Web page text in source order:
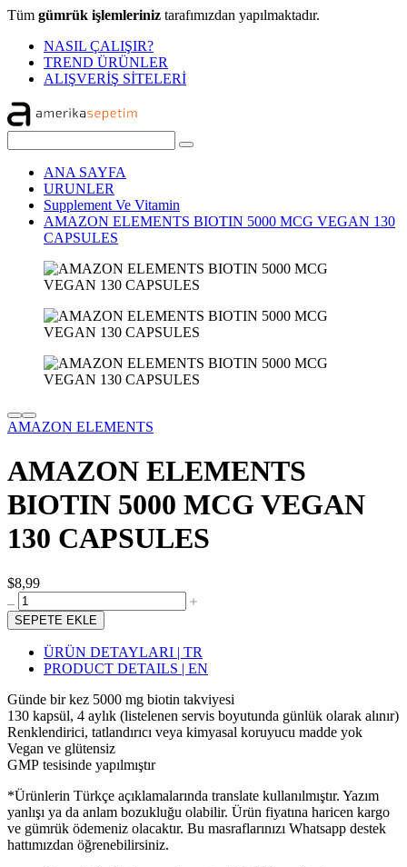
Tüm gümrük işlemleriniz tarafımızdan yapılmaktadır.
NASIL ÇALIŞIR?
TREND ÜRÜNLER
ALIŞVERİŞ SİTELERİ
ANA SAYFA
URUNLER
Supplement Ve Vitamin
AMAZON ELEMENTS BIOTIN 5000 MCG VEGAN 130
CAPSULES
AMAZON ELEMENTS
AMAZON ELEMENTS
BIOTIN 5000 MCG VEGAN
130 CAPSULES
$8,99
SEPETE EKLE
ÜRÜN DETAYLARI | TR
PRODUCT DETAILS | EN
Günde bir kez 5000 mg biotin takviyesi
130 kapsül, 4 aylık (listelenen servis boyutunda günlük olarak alınır)
Renklendirici, tatlandırıcı veya kimyasal koruyucu madde yok
Vegan ve glütensiz
GMP tesisinde yapılmıştır
*Ürünlerin Türkçe açıklamalarında translate kullanılmıştır. Yazım
yanlışı ya da anlam bozukluğu olabilir. Ürün fiyatına haricen kargo
ve gümrük ödemeniz olacaktır. Bu masraflarınızı Whatsapp destek
hattımızdan öğrenebilirsiniz.